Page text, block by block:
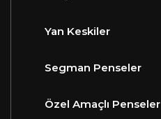
Yan Keskiler
Segman Penseler
Özel Amaçlı Penseler